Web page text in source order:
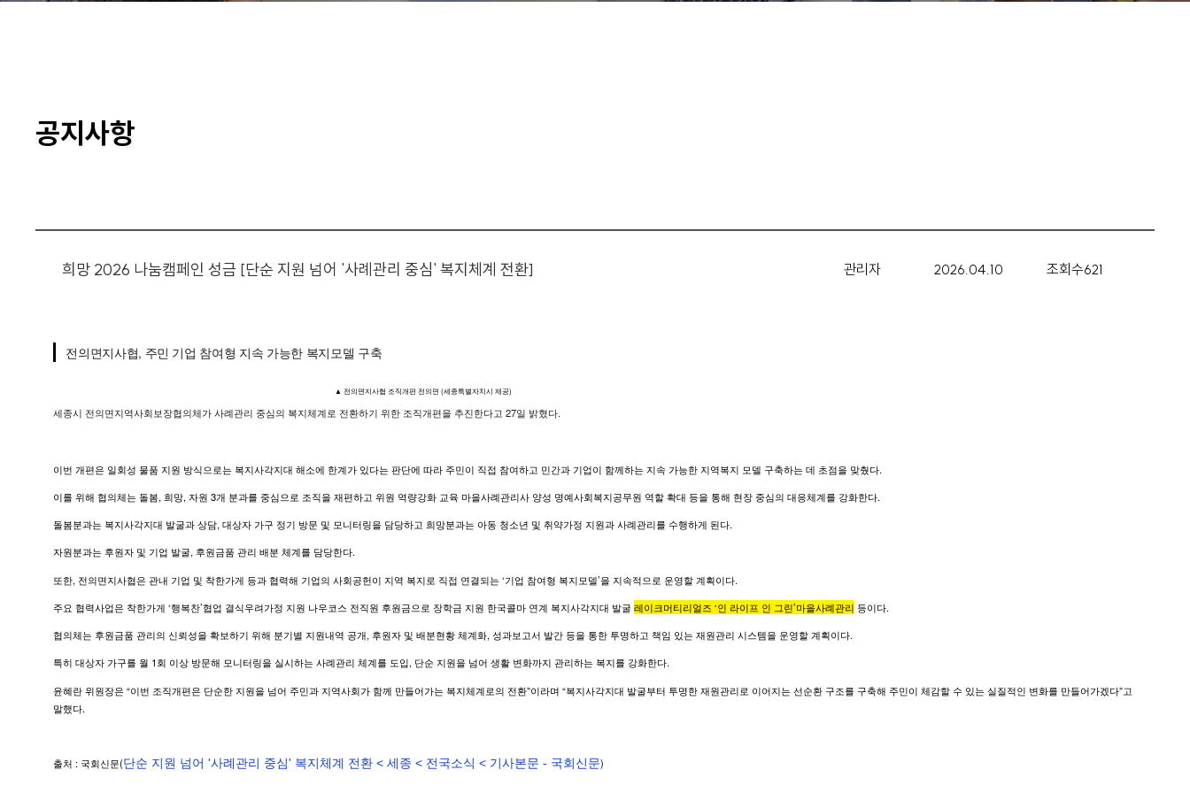
공지사항
희망 2026 나눔캠페인 성금 [단순 지원 넘어 '사례관리 중심' 복지체계 전환] 관리자 2026.04.10 조회수621
전의면지사협, 주민 기업 참여형 지속 가능한 복지모델 구축
▲ 전의면지사협 조직개편 전의면 (세종특별자치시 제공)
세종시 전의면지역사회보장협의체가 사례관리 중심의 복지체계로 전환하기 위한 조직개편을 추진한다고 27일 밝혔다.
이번 개편은 일회성 물품 지원 방식으로는 복지사각지대 해소에 한계가 있다는 판단에 따라 주민이 직접 참여하고 민간과 기업이 함께하는 지속 가능한 지역복지 모델 구축하는 데 초점을 맞췄다.
이를 위해 협의체는 돌봄, 희망, 자원 3개 분과를 중심으로 조직을 재편하고 위원 역량강화 교육 마을사례관리사 양성 명예사회복지공무원 역할 확대 등을 통해 현장 중심의 대응체계를 강화한다.
돌봄분과는 복지사각지대 발굴과 상담, 대상자 가구 정기 방문 및 모니터링을 담당하고 희망분과는 아동 청소년 및 취약가정 지원과 사례관리를 수행하게 된다.
자원분과는 후원자 및 기업 발굴, 후원금품 관리 배분 체계를 담당한다.
또한, 전의면지사협은 관내 기업 및 착한가게 등과 협력해 기업의 사회공헌이 지역 복지로 직접 연결되는 ‘기업 참여형 복지모델’을 지속적으로 운영할 계획이다.
주요 협력사업은 착한가게 ‘행복찬’협업 결식우려가정 지원 나우코스 전직원 후원금으로 장학금 지원 한국콜마 연계 복지사각지대 발굴 레이크머티리얼즈 ‘인 라이프 인 그린’마을사례관리 등이다.
협의체는 후원금품 관리의 신뢰성을 확보하기 위해 분기별 지원내역 공개, 후원자 및 배분현황 체계화, 성과보고서 발간 등을 통한 투명하고 책임 있는 재원관리 시스템을 운영할 계획이다.
특히 대상자 가구를 월 1회 이상 방문해 모니터링을 실시하는 사례관리 체계를 도입, 단순 지원을 넘어 생활 변화까지 관리하는 복지를 강화한다.
윤혜란 위원장은 “이번 조직개편은 단순한 지원을 넘어 주민과 지역사회가 함께 만들어가는 복지체계로의 전환”이라며 “복지사각지대 발굴부터 투명한 재원관리로 이어지는 선순환 구조를 구축해 주민이 체감할 수 있는 실질적인 변화를 만들어가겠다”고
말했다.
출처 : 국회신문(단순 지원 넘어 '사례관리 중심' 복지체계 전환 < 세종 < 전국소식 < 기사본문 - 국회신문)